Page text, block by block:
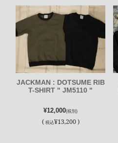
JACKMAN : DOTSUME RIB
T-SHIRT " JM5110 "
¥12,000(税別)
( 税込¥13,200 )